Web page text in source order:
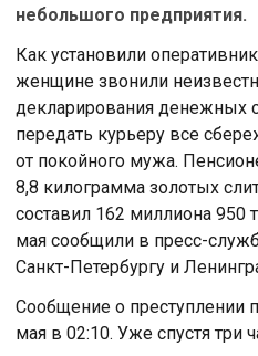
небольшого предприятия.
Как установили
женщине звонили
декларирования денежных
передать курьеру все
от покойного мужа.
8,8 килограмма золотых
составил 162 миллиона 950
мая сообщили в пресс-
Санкт-Петербургу и
Сообщение о преступлении
мая в 02:10. Уже спустя три